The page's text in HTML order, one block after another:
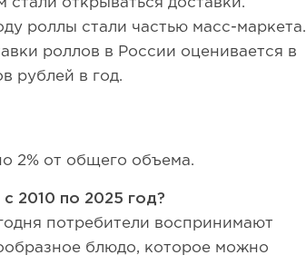
стали открываться доставки.
роллы стали частью масс-маркета.
роллов в России оценивается в
рублей в год.
2% от общего объема.
2010 по 2025 год?
потребители воспринимают
блюдо, которое можно